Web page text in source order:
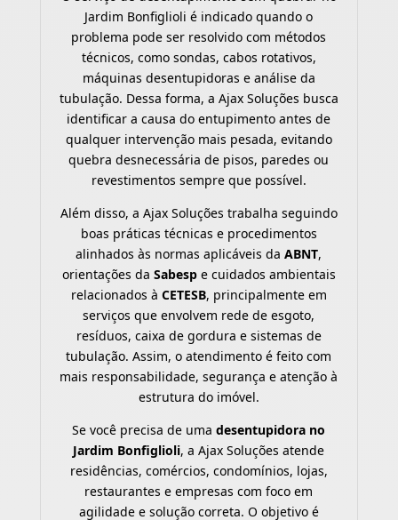
Jardim Bonfiglioli é indicado quando o
problema pode ser resolvido com métodos
técnicos, como sondas, cabos rotativos,
máquinas desentupidoras e análise da
tubulação. Dessa forma, a Ajax Soluções busca
identificar a causa do entupimento antes de
qualquer intervenção mais pesada, evitando
quebra desnecessária de pisos, paredes ou
revestimentos sempre que possível.
Além disso, a Ajax Soluções trabalha seguindo
boas práticas técnicas e procedimentos
alinhados às normas aplicáveis daABNT,
orientações da Sabespe cuidados ambientais
relacionados à CETESB, principalmente em
serviços que envolvem rede de esgoto,
resíduos, caixa de gordura e sistemas de
tubulação. Assim, o atendimento é feito com
mais responsabilidade, segurança e atenção à
estrutura do imóvel.
Se você precisa de umadesentupidora no
Jardim Bonfiglioli, a Ajax Soluções atende
residências, comércios, condomínios, lojas,
restaurantes e empresas com foco em
agilidade e solução correta. O objetivo é